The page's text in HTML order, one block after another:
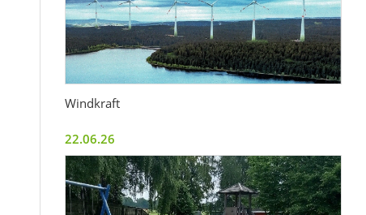
Windkraft
22.06.26